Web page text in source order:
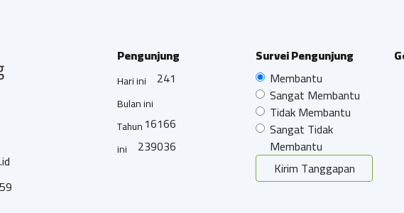
Pengunjung
Hari ini 241
Bulan ini
16166
Tahun
ini
239036
Survei Pengunjung
Membantu
Sangat Membantu
Tidak Membantu
Sangat Tidak
Membantu
Kirim Tanggapan